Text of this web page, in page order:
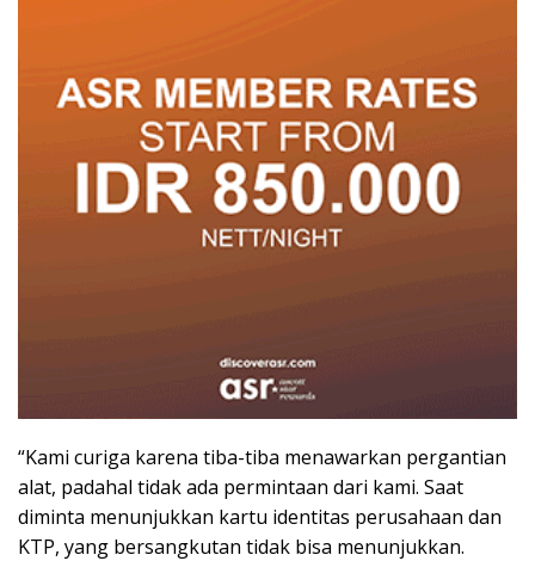
“Kami curiga karena tiba-tiba menawarkan pergantian
alat, padahal tidak ada permintaan dari kami. Saat
diminta menunjukkan kartu identitas perusahaan dan
KTP, yang bersangkutan tidak bisa menunjukkan.